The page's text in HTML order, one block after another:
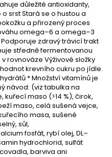
důležité antioxidanty,
srst Stará se o hustou a
a přirozený proces
omega–6 a omega–3
zdravý trávicí trakt
středně fermentovanou
rovnováze Výživové složky
krevního cukru po jídle.
* Množství vitamínů je
návod: (viz tabulka na
kuřecí maso (>14 %), čirok,
maso, celá sušená vejce,
masa, sušené
sůl,
fosfát, rybí olej, DL–
hydrochlorid, sulfát
barviva ani